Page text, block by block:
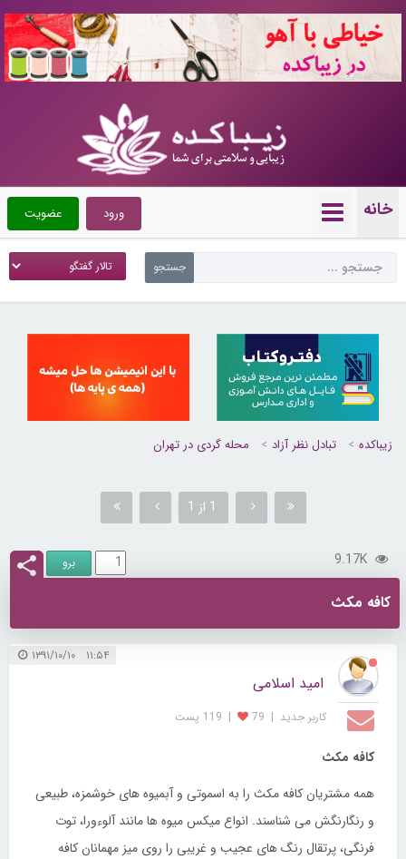
10720658
خانه عضویت ورود
زیباکده تبادل نظر آزاد محله گردی در تهران
1 از 1
9.17K
کافه مکث
۱۱:۵۴ ۱۳۹۱/۱۰/۱۰
امید اسلامی
کاربر جديد |
79
| 119 پست
کافه مکث
همه مشتریان کافه مکث را به اسموتی و آبمیوه های خوشمزه، طبیعی
و رنگارنگش می شناسند. انواع میکس میوه ها مانند آلوءورا، توت
فرنگی، پرتقال رنگ های عجیب و غریبی را روی میز مهمانان کافه